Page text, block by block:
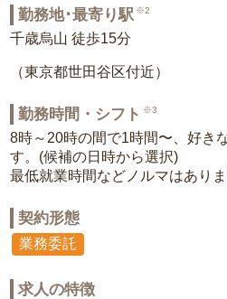
勤務地･最寄り駅 ※2
千歳烏山 徒歩15分
（東京都世田谷区付近）
勤務時間・シフト ※3
8時～20時の間で1時間〜、好き
す。(候補の日時から選択)
最低就業時間などノルマはありま
契約形態
業務委託
求人の特徴